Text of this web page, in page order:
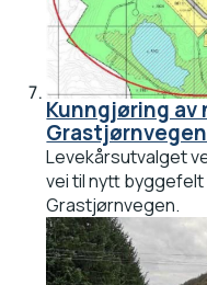
Kunngjøring av
Grastjørnvegen
Levekårsutvalget
vei til nytt
Grastjørnvegen.